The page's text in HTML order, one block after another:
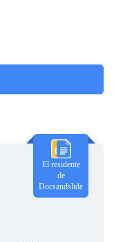
El residente
de
Docsandslide